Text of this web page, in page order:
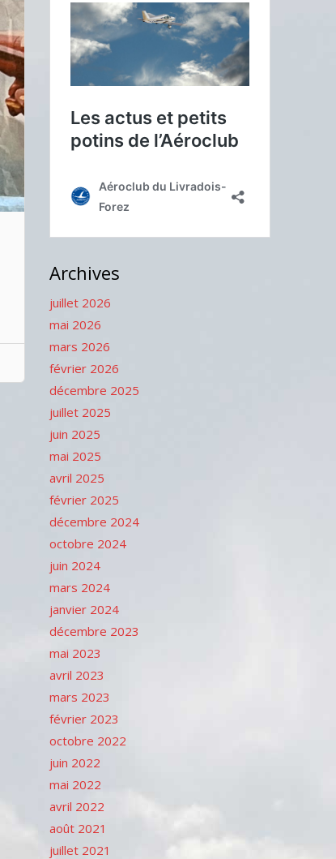
Archives
juillet 2026
mai 2026
mars 2026
février 2026
décembre 2025
juillet 2025
juin 2025
mai 2025
avril 2025
février 2025
décembre 2024
octobre 2024
juin 2024
mars 2024
janvier 2024
décembre 2023
mai 2023
avril 2023
mars 2023
février 2023
octobre 2022
juin 2022
mai 2022
avril 2022
août 2021
juillet 2021